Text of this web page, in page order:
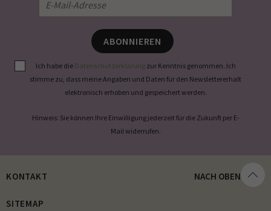
ABONNIEREN
Ich habe die Datenschutzerklärung zur Kenntnis genommen. Ich
stimme zu, dass meine Angaben und Daten für den Newslettererhalt
elektronisch erhoben und gespeichert werden.
Hinweis: Sie können Ihre Einwilligung jederzeit für die Zukunft per E-
Mail widerrufen.
KONTAKT
SITEMAP
NACH OBEN